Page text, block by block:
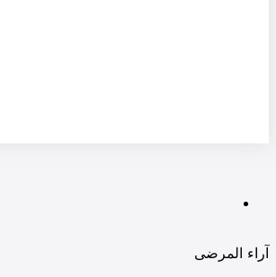
آراء المرضى